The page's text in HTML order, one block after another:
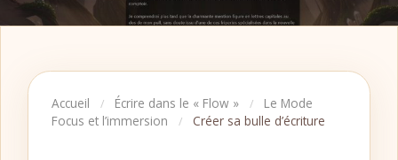
Accueil / Écrire dans le « Flow » /
Le Mode
Focus et l’immersion
/ Créer sa bulle d’écriture